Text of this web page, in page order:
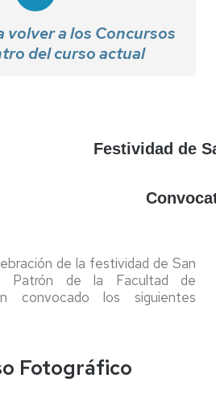
volver a los Concursos
del curso actual
Festividad de
de la festividad de San
Patrón de la Facultad de
convocado los siguientes
Fotográfico